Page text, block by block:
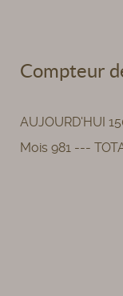
Compteur
AUJOURD'HUI
Mois 981 ---